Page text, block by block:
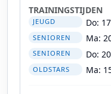
TRAININGSTIJDEN
JEUGD Do:
SENIOREN Ma:
SENIOREN Do:
OLDSTARS Ma: